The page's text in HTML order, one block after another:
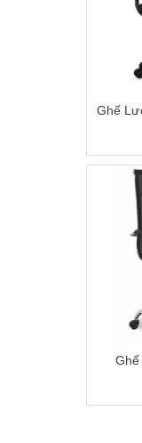
Ghế
Ghế